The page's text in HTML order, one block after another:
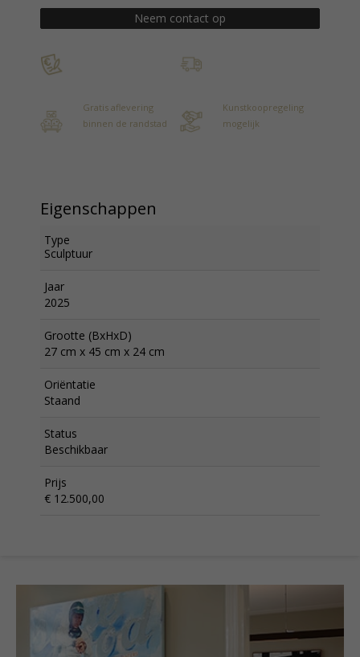
Neem contact op
Gratis aflevering
binnen de randstad
Kunstkoopregeling
mogelijk
Eigenschappen
Type
Sculptuur
Jaar
2025
Grootte (BxHxD)
27 cm x 45 cm x 24 cm
Oriëntatie
Staand
Status
Beschikbaar
Prijs
€ 12.500,00